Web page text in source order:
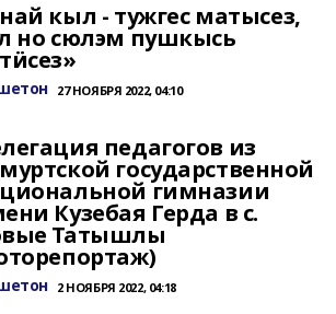
кыл - тужгес матысез,
но сюлэм пушкысь
27 НОЯБРЯ 2022, 04:10
педагогов из
государственной
гимназии
Кузебая Герда в с.
Татышлы
2 НОЯБРЯ 2022, 04:18